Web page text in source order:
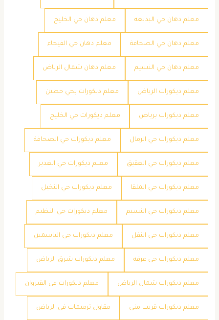
معلم دهان حي البديعه معلم دهان حي الخليج
معلم دهان حي الصحافة معلم دهان حي الفيحاء
معلم دهان حي النسيم معلم دهان شمال الرياض
معلم ديكورات الرياض معلم ديكورات بحي حطين
معلم ديكورات برياض معلم ديكورات حي الخليج
معلم ديكورات حي الرمال معلم ديكورات حي الصحافة
معلم ديكورات حي العقيق معلم ديكورات حي الغدير
معلم ديكورات حي الملقا معلم ديكورات حي النخيل
معلم ديكورات حي النسيم معلم ديكورات حي النظيم
معلم ديكورات حي النفل معلم ديكورات حي الياسمين
معلم ديكورات حي عرقه معلم ديكورات شرق الرياض
معلم ديكورات شمال الرياض معلم ديكورات في القيروان
معلم ديكورات قريب مني مقاول ترميمات في الرياض